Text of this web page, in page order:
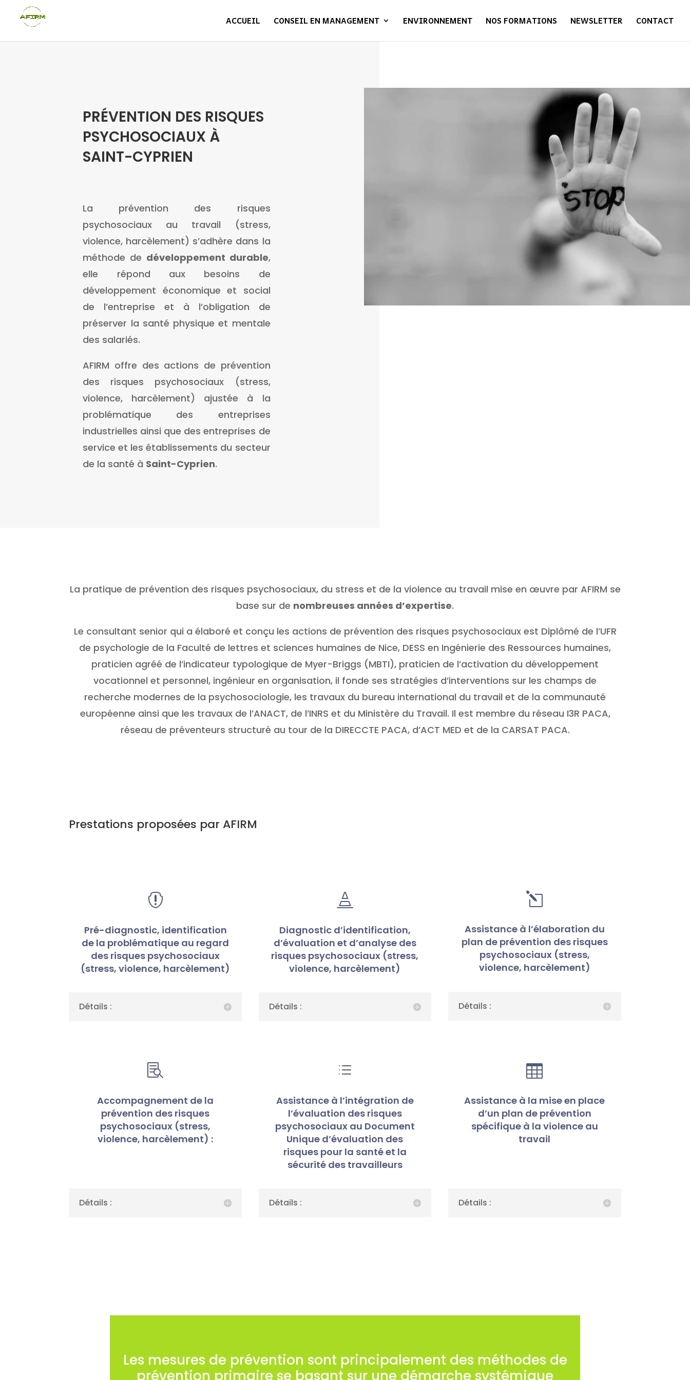
ACCUEIL CONSEIL EN MANAGEMENT ENVIRONNEMENT NOS FORMATIONS NEWSLETTER CONTACT
PRÉVENTION DES RISQUES
PSYCHOSOCIAUX À
SAINT-CYPRIEN
La prévention des risques
psychosociaux au travail (stress,
violence, harcèlement) s’adhère dans la
méthode de développement durable,
elle répond aux besoins de
développement économique et social
de l’entreprise et à l’obligation de
préserver la santé physique et mentale
des salariés.
AFIRM offre des actions de prévention
des risques psychosociaux (stress,
violence, harcèlement) ajustée à la
problématique des entreprises
industrielles ainsi que des entreprises de
service et les établissements du secteur
de la santé à Saint-Cyprien.
La pratique de prévention des risques psychosociaux, du stress et de la violence au travail mise en œuvre par AFIRM se
base sur de nombreuses années d’expertise.
Le consultant senior qui a élaboré et conçu les actions de prévention des risques psychosociaux est Diplômé de l’UFR
de psychologie de la Faculté de lettres et sciences humaines de Nice, DESS en Ingénierie des Ressources humaines,
praticien agréé de l’indicateur typologique de Myer-Briggs (MBTI), praticien de l’activation du développement
vocationnel et personnel, ingénieur en organisation, il fonde ses stratégies d’interventions sur les champs de
recherche modernes de la psychosociologie, les travaux du bureau international du travail et de la communauté
européenne ainsi que les travaux de l’ANACT, de l’INRS et du Ministère du Travail. Il est membre du réseau I3R PACA,
réseau de préventeurs structuré au tour de la DIRECCTE PACA, d’ACT MED et de la CARSAT PACA.
Prestations proposées par AFIRM

Pré-diagnostic, identification
de la problématique au regard
des risques psychosociaux
(stress, violence, harcèlement)
Détails :

Diagnostic d’identification,
d’évaluation et d’analyse des
risques psychosociaux (stress,
violence, harcèlement)
Détails :
l
Assistance à l’élaboration du
plan de prévention des risques
psychosociaux (stress,
violence, harcèlement)
Détails :

Accompagnement de la
prévention des risques
psychosociaux (stress,
violence, harcèlement) :
Détails :
d
Assistance à l’intégration de
l’évaluation des risques
psychosociaux au Document
Unique d’évaluation des
risques pour la santé et la
sécurité des travailleurs
Détails :

Assistance à la mise en place
d’un plan de prévention
spécifique à la violence au
travail
Détails :
Les mesures de prévention sont principalement des méthodes de
prévention primaire se basant sur une démarche systémique